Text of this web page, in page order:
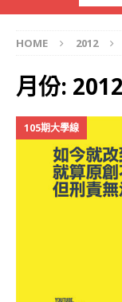
HOME 2012
月份:
105期大學線